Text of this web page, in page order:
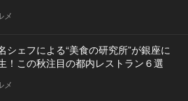
メ
シェフによる“美食の研究所”が銀座に
！この秋注目の都内レストラン６選
メ